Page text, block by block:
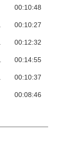
00:10:48
00:10:27
00:12:32
00:14:55
00:10:37
00:08:46